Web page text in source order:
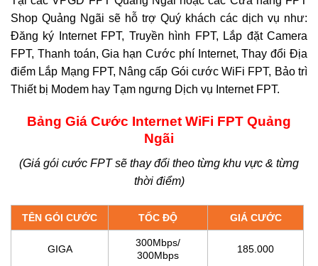
Shop Quảng Ngãi sẽ hỗ trợ Quý khách các dịch vụ như:
Đăng ký Internet FPT, Truyền hình FPT, Lắp đặt Camera
FPT, Thanh toán, Gia hạn Cước phí Internet, Thay đổi Địa
điểm Lắp Mạng FPT, Nâng cấp Gói cước WiFi FPT, Bảo trì
Thiết bị Modem hay Tạm ngưng Dịch vụ Internet FPT.
Bảng Giá Cước Internet WiFi FPT Quảng
Ngãi
(Giá gói cước FPT sẽ thay đổi theo từng khu vực & từng
thời điểm)
TÊN GÓI CƯỚC TỐC ĐỘ GIÁ CƯỚC
GIGA
300Mbps/
300Mbps
185.000